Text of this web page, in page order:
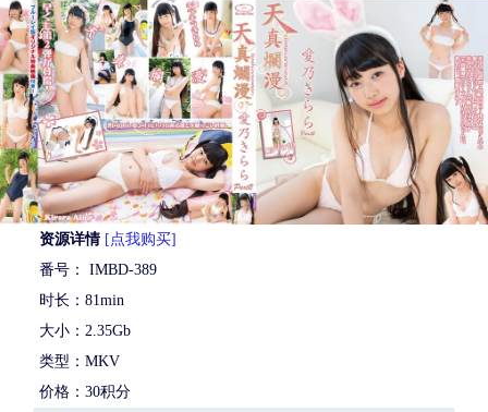
资源详情 [点我购买]
番号： IMBD-389
时长：81min
大小：2.35Gb
类型：MKV
价格：30积分